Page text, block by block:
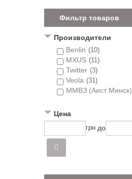
Фильтр товаров
Производители
Benlin (10)
MXUS (11)
Twitter (3)
Veola (31)
ММВЗ (Аист Минск)
Цена
грн до